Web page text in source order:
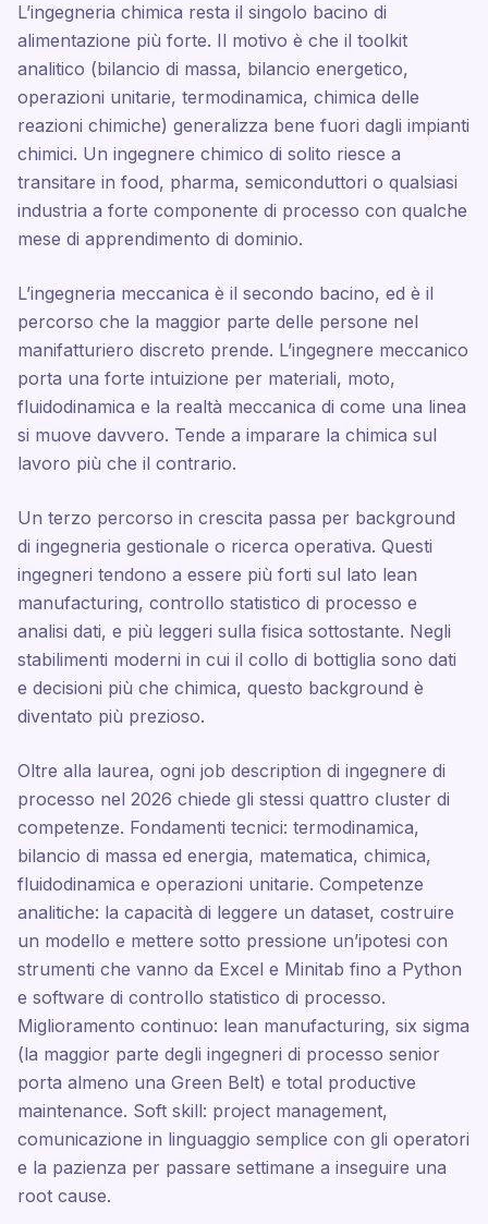
L’ingegneria chimica resta il singolo bacino di
alimentazione più forte. Il motivo è che il toolkit
analitico (bilancio di massa, bilancio energetico,
operazioni unitarie, termodinamica, chimica delle
reazioni chimiche) generalizza bene fuori dagli impianti
chimici. Un ingegnere chimico di solito riesce a
transitare in food, pharma, semiconduttori o qualsiasi
industria a forte componente di processo con qualche
mese di apprendimento di dominio.
L’ingegneria meccanica è il secondo bacino, ed è il
percorso che la maggior parte delle persone nel
manifatturiero discreto prende. L’ingegnere meccanico
porta una forte intuizione per materiali, moto,
fluidodinamica e la realtà meccanica di come una linea
si muove davvero. Tende a imparare la chimica sul
lavoro più che il contrario.
Un terzo percorso in crescita passa per background
di ingegneria gestionale o ricerca operativa. Questi
ingegneri tendono a essere più forti sul lato lean
manufacturing, controllo statistico di processo e
analisi dati, e più leggeri sulla fisica sottostante. Negli
stabilimenti moderni in cui il collo di bottiglia sono dati
e decisioni più che chimica, questo background è
diventato più prezioso.
Oltre alla laurea, ogni job description di ingegnere di
processo nel 2026 chiede gli stessi quattro cluster di
competenze. Fondamenti tecnici: termodinamica,
bilancio di massa ed energia, matematica, chimica,
fluidodinamica e operazioni unitarie. Competenze
analitiche: la capacità di leggere un dataset, costruire
un modello e mettere sotto pressione un’ipotesi con
strumenti che vanno da Excel e Minitab fino a Python
e software di controllo statistico di processo.
Miglioramento continuo: lean manufacturing, six sigma
(la maggior parte degli ingegneri di processo senior
porta almeno una Green Belt) e total productive
maintenance. Soft skill: project management,
comunicazione in linguaggio semplice con gli operatori
e la pazienza per passare settimane a inseguire una
root cause.